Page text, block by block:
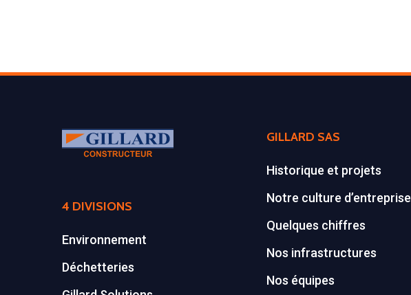
4 DIVISIONS
Environnement
Déchetteries
GILLARD SAS
Historique et projets
Notre culture d’entreprise
Quelques chiffres
Nos infrastructures
Nos équipes